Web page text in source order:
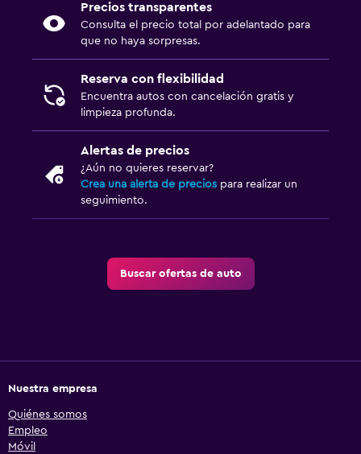
Precios transparentes
Consulta el precio total por adelantado para
que no haya sorpresas.
Reserva con flexibilidad
Encuentra autos con cancelación gratis y
limpieza profunda.
Alertas de precios
¿Aún no quieres reservar?
Crea una alerta de precios para realizar un
seguimiento.
Buscar ofertas de auto
Nuestra empresa
Quiénes somos
Empleo
Móvil